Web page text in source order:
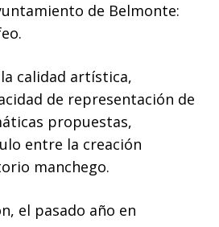
de Belmonte:
calidad artística,
de representación de
propuestas,
entre la creación
manchego.
el pasado año en